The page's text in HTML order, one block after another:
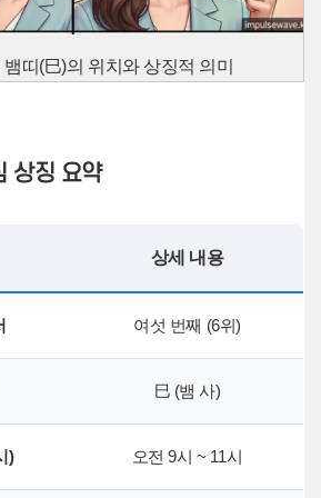
띠(巳)의 위치와 상징적 의미
상징 요약
상세 내용
여섯 번째 (6위)
巳 (뱀 사)
) 오전 9시 ~ 11시